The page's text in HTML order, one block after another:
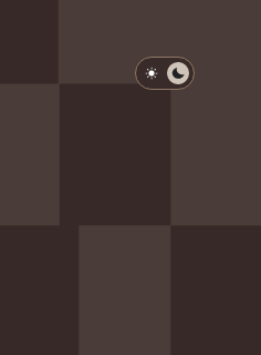
淺色模式
深色模式